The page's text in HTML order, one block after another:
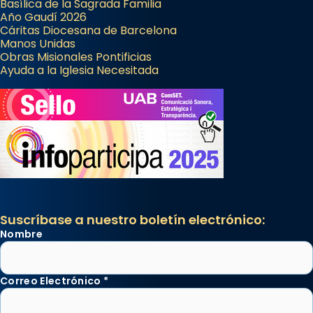
Basílica de la Sagrada Familia
Año Gaudí 2026
Cáritas Diocesana de Barcelona
Manos Unidas
Obras Misionales Pontificias
Ayuda a la Iglesia Necesitada
Suscríbase a nuestro boletín electrónico:
Nombre
Correo Electrónico *